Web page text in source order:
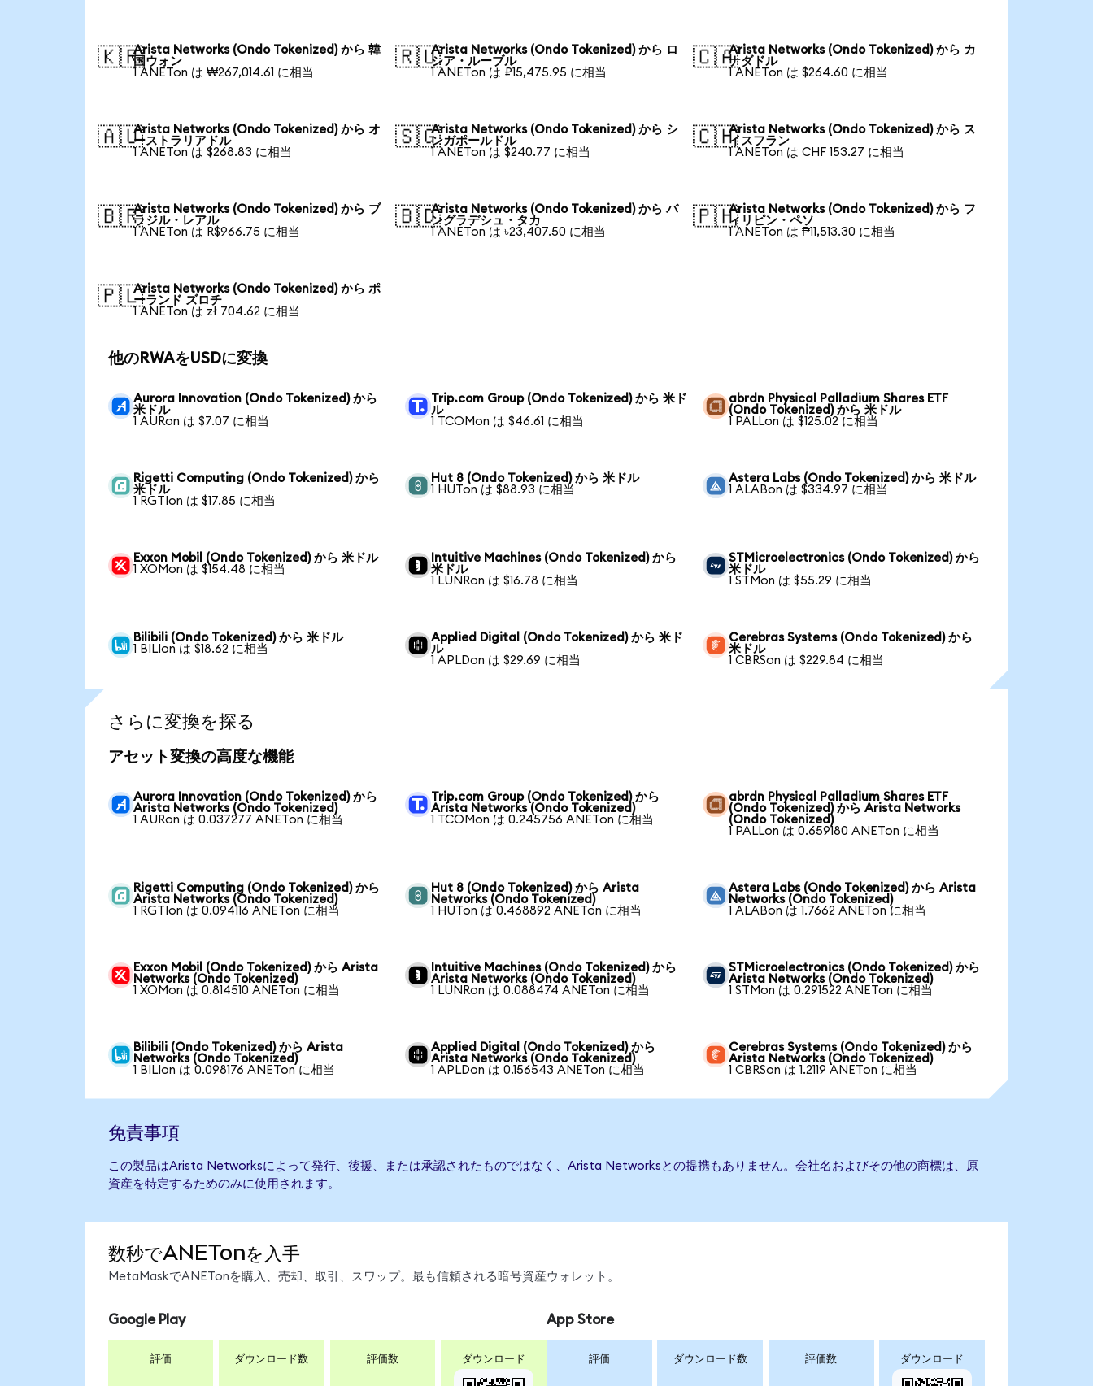
🇰🇷Arista Networks (Ondo Tokenized) から 韓
国ウォン
1 ANETon は ₩267,014.61 に相当
🇷🇺Arista Networks (Ondo Tokenized) から ロ
シア・ルーブル
1 ANETon は ₽15,475.95 に相当
🇨🇦Arista Networks (Ondo Tokenized) から カ
ナダドル
1 ANETon は $264.60 に相当
🇦🇺Arista Networks (Ondo Tokenized) から オ
ーストラリアドル
1 ANETon は $268.83 に相当
🇸🇬Arista Networks (Ondo Tokenized) から シ
ンガポールドル
1 ANETon は $240.77 に相当
🇨🇭Arista Networks (Ondo Tokenized) から ス
イスフラン
1 ANETon は CHF 153.27 に相当
🇧🇷Arista Networks (Ondo Tokenized) から ブ
ラジル・レアル
1 ANETon は R$966.75 に相当
🇧🇩Arista Networks (Ondo Tokenized) から バ
ングラデシュ・タカ
1 ANETon は ৳23,407.50 に相当
🇵🇭Arista Networks (Ondo Tokenized) から フ
ィリピン・ペソ
1 ANETon は ₱11,513.30 に相当
🇵🇱Arista Networks (Ondo Tokenized) から ポ
ーランド ズロチ
1 ANETon は zł 704.62 に相当
他のRWAをUSDに変換
Aurora Innovation (Ondo Tokenized) から
米ドル
1 AURon は $7.07 に相当
Trip.com Group (Ondo Tokenized) から 米ド
ル
1 TCOMon は $46.61 に相当
abrdn Physical Palladium Shares ETF
(Ondo Tokenized) から 米ドル
1 PALLon は $125.02 に相当
Rigetti Computing (Ondo Tokenized) から
米ドル
1 RGTIon は $17.85 に相当
Hut 8 (Ondo Tokenized) から 米ドル
1 HUTon は $88.93 に相当
Astera Labs (Ondo Tokenized) から 米ドル
1 ALABon は $334.97 に相当
Exxon Mobil (Ondo Tokenized) から 米ドル
1 XOMon は $154.48 に相当
Intuitive Machines (Ondo Tokenized) から
米ドル
1 LUNRon は $16.78 に相当
STMicroelectronics (Ondo Tokenized) から
米ドル
1 STMon は $55.29 に相当
Bilibili (Ondo Tokenized) から 米ドル
1 BILIon は $18.62 に相当
Applied Digital (Ondo Tokenized) から 米ド
ル
1 APLDon は $29.69 に相当
Cerebras Systems (Ondo Tokenized) から
米ドル
1 CBRSon は $229.84 に相当
さらに変換を探る
アセット変換の高度な機能
Aurora Innovation (Ondo Tokenized) から
Arista Networks (Ondo Tokenized)
1 AURon は 0.037277 ANETon に相当
Trip.com Group (Ondo Tokenized) から
Arista Networks (Ondo Tokenized)
1 TCOMon は 0.245756 ANETon に相当
abrdn Physical Palladium Shares ETF
(Ondo Tokenized) から Arista Networks
(Ondo Tokenized)
1 PALLon は 0.659180 ANETon に相当
Rigetti Computing (Ondo Tokenized) から
Arista Networks (Ondo Tokenized)
1 RGTIon は 0.094116 ANETon に相当
Hut 8 (Ondo Tokenized) から Arista
Networks (Ondo Tokenized)
1 HUTon は 0.468892 ANETon に相当
Astera Labs (Ondo Tokenized) から Arista
Networks (Ondo Tokenized)
1 ALABon は 1.7662 ANETon に相当
Exxon Mobil (Ondo Tokenized) から Arista
Networks (Ondo Tokenized)
1 XOMon は 0.814510 ANETon に相当
Intuitive Machines (Ondo Tokenized) から
Arista Networks (Ondo Tokenized)
1 LUNRon は 0.088474 ANETon に相当
STMicroelectronics (Ondo Tokenized) から
Arista Networks (Ondo Tokenized)
1 STMon は 0.291522 ANETon に相当
Bilibili (Ondo Tokenized) から Arista
Networks (Ondo Tokenized)
1 BILIon は 0.098176 ANETon に相当
Applied Digital (Ondo Tokenized) から
Arista Networks (Ondo Tokenized)
1 APLDon は 0.156543 ANETon に相当
Cerebras Systems (Ondo Tokenized) から
Arista Networks (Ondo Tokenized)
1 CBRSon は 1.2119 ANETon に相当
免責事項
この製品はArista Networksによって発行、後援、または承認されたものではなく、Arista Networksとの提携もありません。会社名およびその他の商標は、原
資産を特定するためのみに使用されます。
数秒でANETonを入手
MetaMaskでANETonを購入、売却、取引、スワップ。最も信頼される暗号資産ウォレット。
Google Play
評価 ダウンロード数 評価数 ダウンロード
App Store
評価 ダウンロード数 評価数 ダウンロード